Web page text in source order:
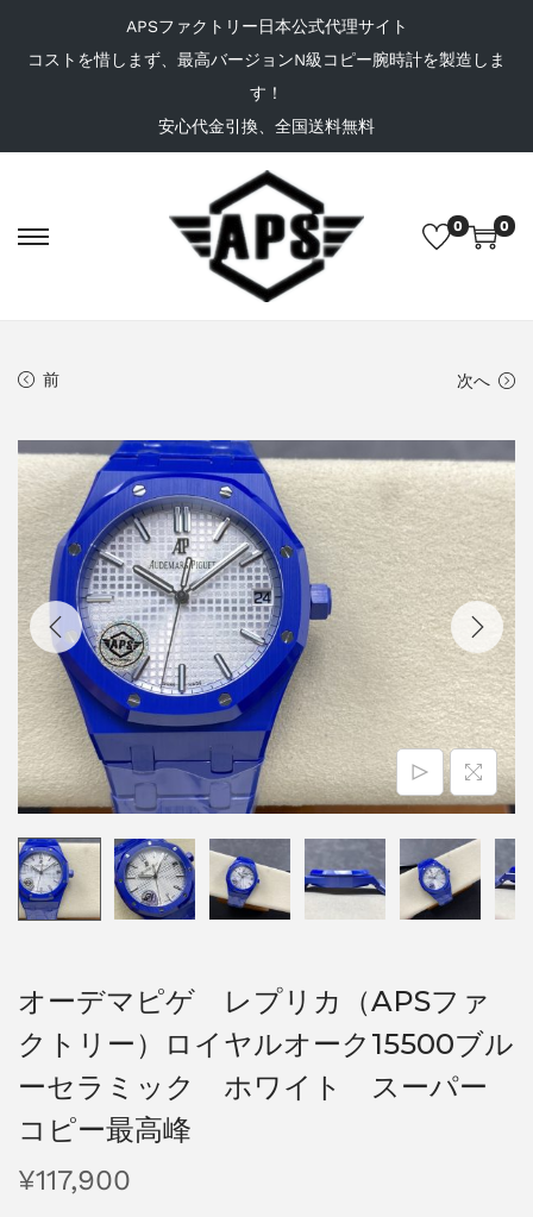
APSファクトリー日本公式代理サイト
コストを惜しまず、最高バージョンN級コピー腕時計を製造しま
す！
安心代金引換、全国送料無料
0 0
前 次へ
オーデマピゲ レプリカ（APSファ
クトリー）ロイヤルオーク15500ブル
ーセラミック ホワイト スーパー
コピー最高峰
¥117,900